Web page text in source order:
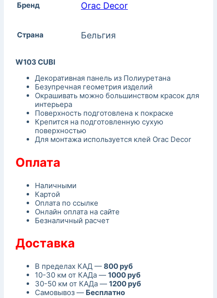
Бренд Orac Decor
Страна Бельгия
W103 CUBI
Декоративная панель из Полиуретана
Безупречная геометрия изделий
Окрашивать можно большинством красок для
интерьера
Поверхность подготовлена к покраске
Крепится на подготовленную сухую
поверхностью
Для монтажа используется клей Orac Decor
Оплата
Наличными
Картой
Оплата по ссылке
Онлайн оплата на сайте
Безналичный расчет
Доставка
В пределах КАД — 800 руб
10-30 км от КАДа — 1000 руб
30-50 км от КАДа — 1200 руб
Самовывоз — Бесплатно